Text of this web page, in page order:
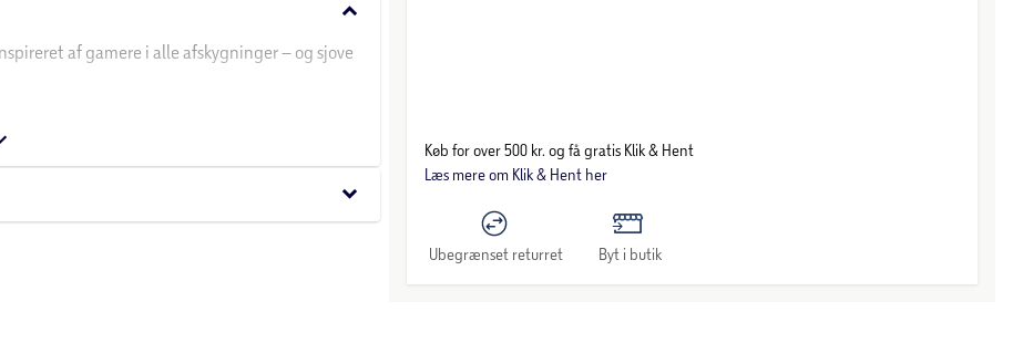
keyboard_arrow_down
af gamere i alle afskygninger – og sjove
trend inden for samling af tastatur-taster
keyboard_arrow_down
Køb for over 500 kr. og få gratis Klik & Hent
Læs mere om Klik & Hent her
Ubegrænset returret Byt i butik